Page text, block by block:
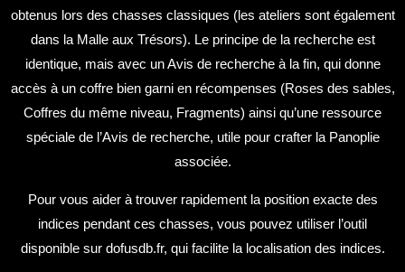
obtenus lors des chasses classiques (les ateliers sont également
dans la Malle aux Trésors). Le principe de la recherche est
identique, mais avec un Avis de recherche à la fin, qui donne
accès à un coffre bien garni en récompenses (Roses des sables,
Coffres du même niveau, Fragments) ainsi qu’une ressource
spéciale de l’Avis de recherche, utile pour crafter la Panoplie
associée.
Pour vous aider à trouver rapidement la position exacte des
indices pendant ces chasses, vous pouvez utiliser l’outil
disponible sur dofusdb.fr, qui facilite la localisation des indices.